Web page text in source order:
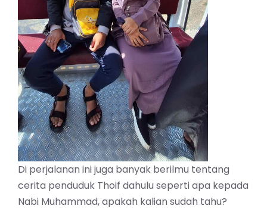
Di perjalanan ini juga banyak berilmu tentang
cerita penduduk Thoif dahulu seperti apa kepada
Nabi Muhammad, apakah kalian sudah tahu?